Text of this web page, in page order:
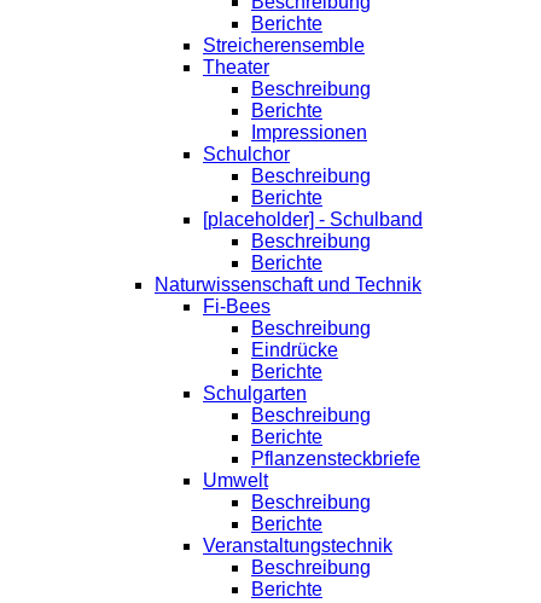
Berichte
Streicherensemble
Theater
Beschreibung
Berichte
Impressionen
Schulchor
Beschreibung
Berichte
[placeholder] - Schulband
Beschreibung
Berichte
Naturwissenschaft und Technik
Fi-Bees
Beschreibung
Eindrücke
Berichte
Schulgarten
Beschreibung
Berichte
Pflanzensteckbriefe
Umwelt
Beschreibung
Berichte
Veranstaltungstechnik
Beschreibung
Berichte